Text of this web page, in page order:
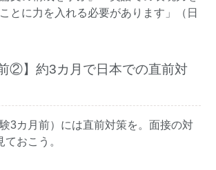
とに力を入れる必要があります」（日
前②】約3カ月で日本での直前対
3カ月前）には直前対策を。面接の対
おこう。